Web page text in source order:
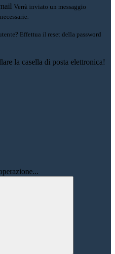
Verrà inviato un messaggio
Effettua il reset della password
la casella di posta elettronica!